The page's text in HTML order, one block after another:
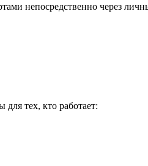
непосредственно через
тех, кто работает: